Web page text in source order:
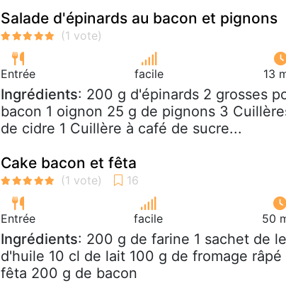
Salade d'épinards au bacon et pignons
Entrée facile 13
Ingrédients: 200 g d'épinards 2 grosses
bacon 1 oignon 25 g de pignons 3
de cidre 1 Cuillère à café de sucre...
Cake bacon et fêta
Entrée facile 50
Ingrédients: 200 g de farine 1 sachet de
d'huile 10 cl de lait 100 g de fromage
fêta 200 g de bacon